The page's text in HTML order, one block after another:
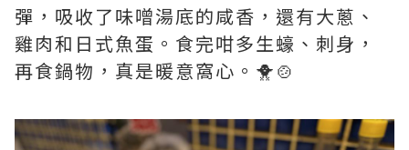
彈，吸收了味噌湯底的咸香，還有大蔥、
雞肉和日式魚蛋。食完咁多生蠔、刺身，
再食鍋物，真是暖意窩心。🐥🍲